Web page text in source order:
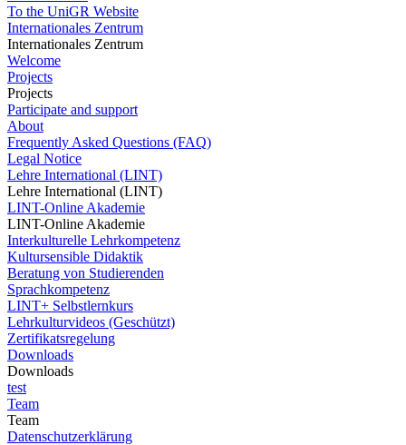
To the UniGR Website
Internationales Zentrum
Internationales Zentrum
Welcome
Projects
Projects
Participate and support
About
Frequently Asked Questions (FAQ)
Legal Notice
Lehre International (LINT)
Lehre International (LINT)
LINT-Online Akademie
LINT-Online Akademie
Interkulturelle Lehrkompetenz
Kultursensible Didaktik
Beratung von Studierenden
Sprachkompetenz
LINT+ Selbstlernkurs
Lehrkulturvideos (Geschützt)
Zertifikatsregelung
Downloads
Downloads
test
Team
Team
Datenschutzerklärung